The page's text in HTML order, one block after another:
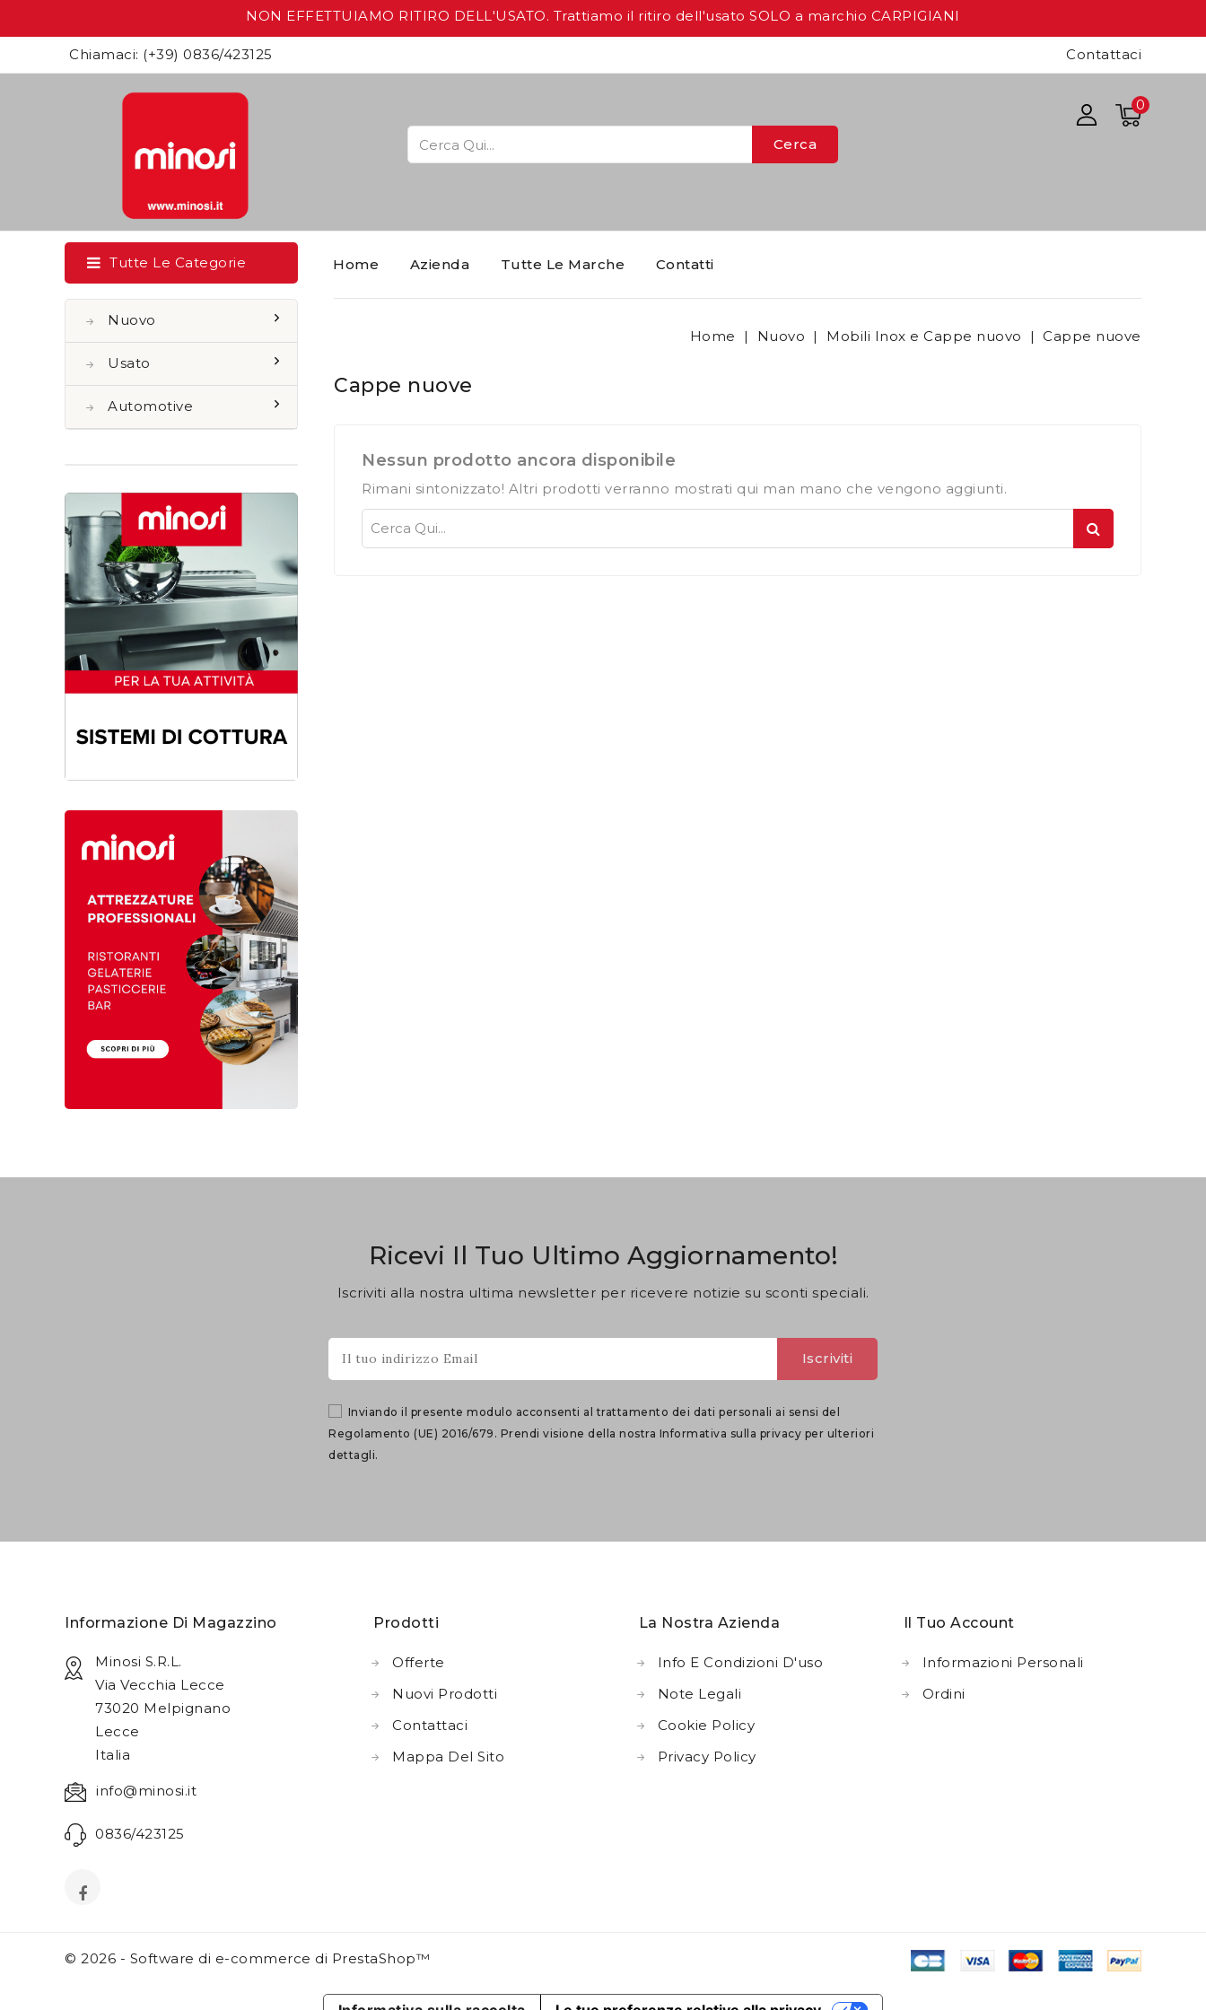
NON EFFETTUIAMO RITIRO DELL'USATO. Trattiamo il ritiro dell'usato SOLO a marchio CARPIGIANI
Chiamaci: (+39) 0836/423125 Contattaci
0
Cerca
Home Azienda Tutte Le Marche Contatti
Tutte Le Categorie
Nuovo
Usato
Automotive
Home Nuovo Mobili Inox e Cappe nuovo Cappe nuove
Cappe nuove
Nessun prodotto ancora disponibile
Rimani sintonizzato! Altri prodotti verranno mostrati qui man mano che vengono aggiunti.
Ricevi Il Tuo Ultimo Aggiornamento!
Iscriviti alla nostra ultima newsletter per ricevere notizie su sconti speciali.
Inviando il presente modulo acconsenti al trattamento dei dati personali ai sensi del
Regolamento (UE) 2016/679. Prendi visione della nostra Informativa sulla privacy per ulteriori
dettagli.
Informazione Di Magazzino
Minosi S.r.l.
Via Vecchia Lecce
73020 Melpignano
Lecce
Italia
info@minosi.it
0836/423125
Prodotti
Offerte
Nuovi Prodotti
Contattaci
Mappa Del Sito
La Nostra Azienda
Info E Condizioni D'uso
Note Legali
Cookie Policy
Privacy Policy
Il Tuo Account
Informazioni Personali
Ordini
© 2026 - Software di e-commerce di PrestaShop™